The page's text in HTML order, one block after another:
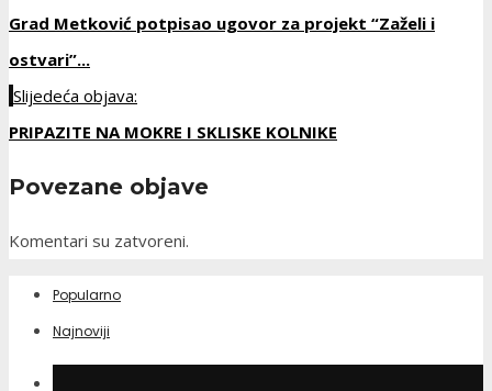
Grad Metković potpisao ugovor za projekt “Zaželi i
ostvari”...
Slijedeća objava:
PRIPAZITE NA MOKRE I SKLISKE KOLNIKE
Povezane objave
Komentari su zatvoreni.
Popularno
Najnoviji